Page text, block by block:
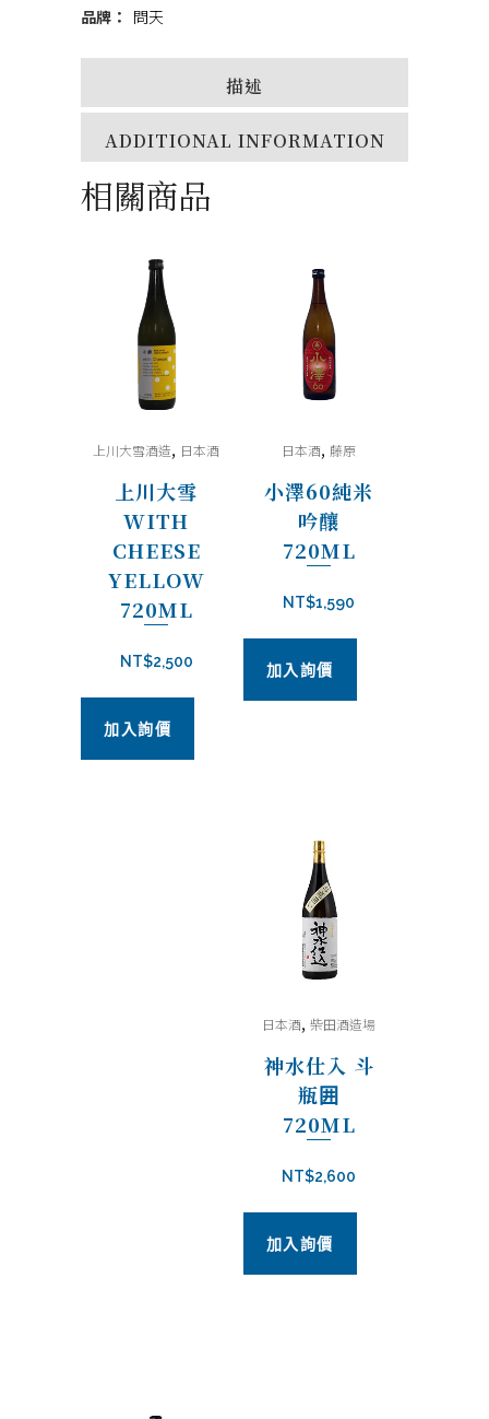
720ml
quantity
品牌： 問天
描述
ADDITIONAL INFORMATION
相關商品
上川大雪酒造, 日本酒
上川大雪
WITH
CHEESE
YELLOW
720ML
NT$2,500
加入詢價
日本酒, 藤原
小澤60純米
吟釀
720ML
NT$1,590
加入詢價
日本酒,柴田酒造場
神水仕入 斗
瓶囲
720ML
NT$2,600
加入詢價